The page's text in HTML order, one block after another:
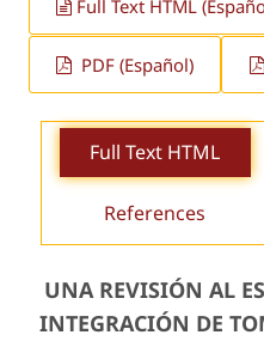
Full Text HTML
PDF (Español)
Full Text HTML
References
UNA REVISIÓN AL
INTEGRACIÓN DE